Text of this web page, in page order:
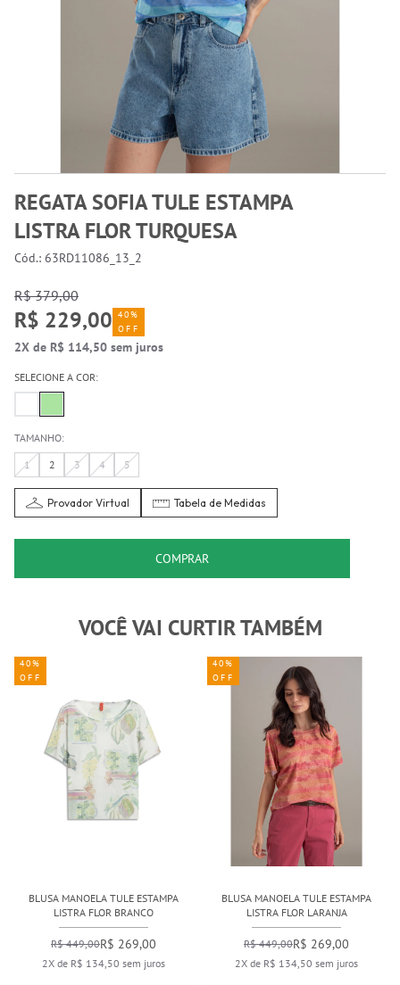
REGATA SOFIA TULE ESTAMPA
LISTRA FLOR TURQUESA
Cód.: 63RD11086_13_2
R$ 379,00
R$ 229,00 40%
OFF
2X de R$ 114,50 sem juros
SELECIONE A COR:
TAMANHO:
1
2 3 4 5
Provador Virtual Tabela de Medidas
COMPRAR
VOCÊ VAI CURTIR TAMBÉM
BLUSA MANOELA TULE ESTAMPA
LISTRA FLOR BRANCO
R$ 449,00R$ 269,00
2X de R$ 134,50 sem juros
40%
OFF
BLUSA MANOELA TULE ESTAMPA
LISTRA FLOR LARANJA
R$ 449,00R$ 269,00
2X de R$ 134,50 sem juros
40%
OFF